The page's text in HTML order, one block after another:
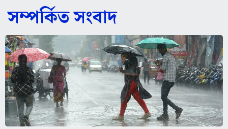
সম্পর্কিত সংবাদ